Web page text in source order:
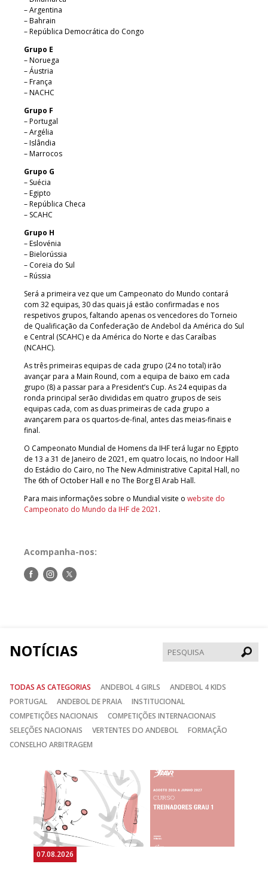
– Argentina
– Bahrain
– República Democrática do Congo
Grupo E
– Noruega
– Áustria
– França
– NACHC
Grupo F
– Portugal
– Argélia
– Islândia
– Marrocos
Grupo G
– Suécia
– Egipto
– República Checa
– SCAHC
Grupo H
– Eslovénia
– Bielorússia
– Coreia do Sul
– Rússia
Será a primeira vez que um Campeonato do Mundo contará
com 32 equipas, 30 das quais já estão confirmadas e nos
respetivos grupos, faltando apenas os vencedores do Torneio
de Qualificação da Confederação de Andebol da América do Sul
e Central (SCAHC) e da América do Norte e das Caraíbas
(NCAHC).
As três primeiras equipas de cada grupo (24 no total) irão
avançar para a Main Round, com a equipa de baixo em cada
grupo (8) a passar para a President’s Cup. As 24 equipas da
ronda principal serão divididas em quatro grupos de seis
equipas cada, com as duas primeiras de cada grupo a
avançarem para os quartos-de-final, antes das meias-finais e
final.
O Campeonato Mundial de Homens da IHF terá lugar no Egipto
de 13 a 31 de Janeiro de 2021, em quatro locais, no Indoor Hall
do Estádio do Cairo, no The New Administrative Capital Hall, no
The 6th of October Hall e no The Borg El Arab Hall.
Para mais informações sobre o Mundial visite o website do
Campeonato do Mundo da IHF de 2021 .
Acompanha-nos:
Siga-Siga-Siga-
NOTÍCIAS
TODAS AS CATEGORIAS ANDEBOL 4 GIRLS
ANDEBOL 4 KIDS
PORTUGAL
ANDEBOL DE PRAIA
INSTITUCIONAL
COMPETIÇÕES NACIONAIS
COMPETIÇÕES INTERNACIONAIS
SELEÇÕES NACIONAIS
VERTENTES DO ANDEBOL
FORMAÇÃO
CONSELHO ARBITRAGEM
07.08.2026
Anterior